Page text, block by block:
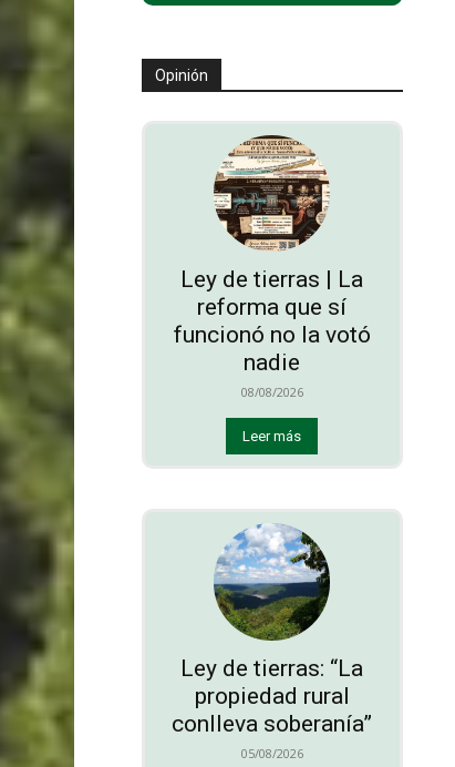
Opinión
Ley de tierras | La
reforma que sí
funcionó no la votó
nadie
08/08/2026
Leer más
Ley de tierras: “La
propiedad rural
conlleva soberanía”
05/08/2026